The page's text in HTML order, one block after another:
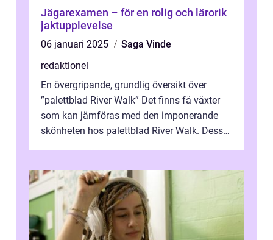
Jägarexamen – för en rolig och lärorik
jaktupplevelse
06 januari 2025
Saga Vinde
redaktionel
En övergripande, grundlig översikt över
”palettblad River Walk” Det finns få växter
som kan jämföras med den imponerande
skönheten hos palettblad River Walk. Dess